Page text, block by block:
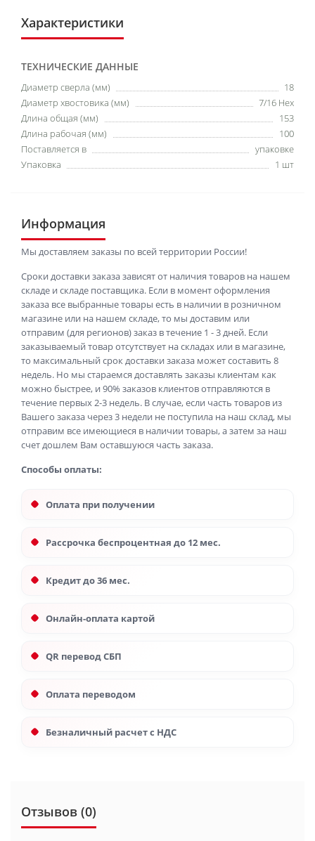
Характеристики
ТЕХНИЧЕСКИЕ ДАННЫЕ
Диаметр сверла (мм)
18
Диаметр хвостовика (мм)
7/16 Hex
Длина общая (мм)
153
Длина рабочая (мм)
100
Поставляется в
упаковке
Упаковка
1 шт
Информация
Мы доставляем заказы по всей территории России!
Сроки доставки заказа зависят от наличия товаров на нашем
складе и складе поставщика. Если в момент оформления
заказа все выбранные товары есть в наличии в розничном
магазине или на нашем складе, то мы доставим или
отправим (для регионов) заказ в течение 1 - 3 дней. Если
заказываемый товар отсутствует на складах или в магазине,
то максимальный срок доставки заказа может составить 8
недель. Но мы стараемся доставлять заказы клиентам как
можно быстрее, и 90% заказов клиентов отправляются в
течение первых 2-3 недель. В случае, если часть товаров из
Вашего заказа через 3 недели не поступила на наш склад, мы
отправим все имеющиеся в наличии товары, а затем за наш
счет дошлем Вам оставшуюся часть заказа.
Способы оплаты:
Оплата при получении
Рассрочка беспроцентная до 12 мес.
Кредит до 36 мес.
Онлайн-оплата картой
QR перевод СБП
Оплата переводом
Безналичный расчет с НДС
Отзывов (0)